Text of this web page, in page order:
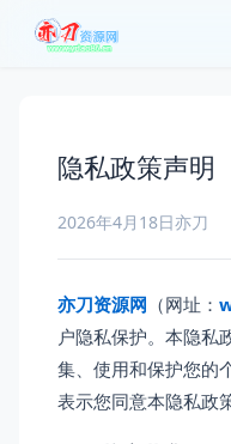
隐私政策声明
2026年4月18日亦刀
亦刀资源网 （网址：
户隐私保护。本隐私
集、使用和保护您的
表示您同意本隐私政策